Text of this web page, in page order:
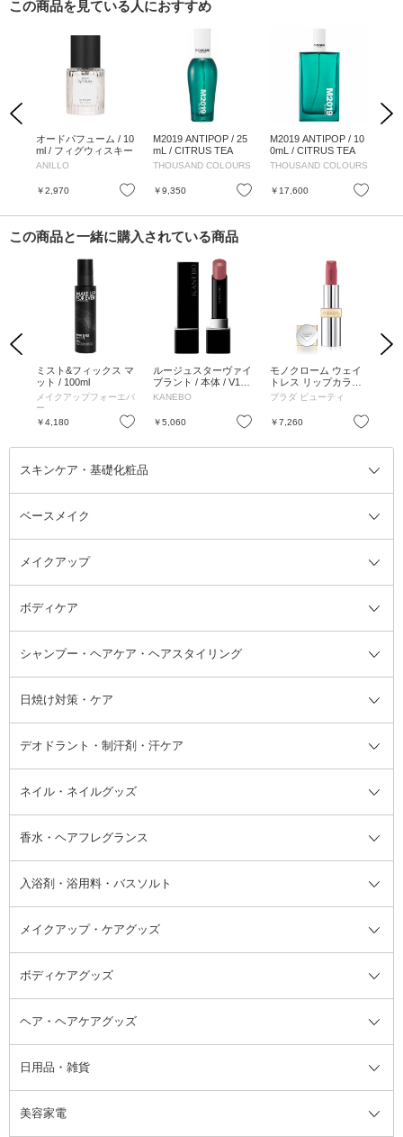
この商品を見ている人におすすめ
Previous
お気に入り
オードパフューム / 10
ml / フィグウィスキー
ANILLO
￥2,970 お気に入り
M2019 ANTIPOP / 25
mL / CITRUS TEA
THOUSAND COLOURS
￥9,350 お気に入り
M2019 ANTIPOP / 10
0mL / CITRUS TEA
THOUSAND COLOURS
￥17,600
Next
この商品と一緒に購入されている商品
Previous
お気に入り
ミスト&フィックス マ
ット / 100ml
メイクアップフォーエバ
ー
￥4,180
お気に入り
ルージュスターヴァイ
ブラント / 本体 / V12 /
3.7g
KANEBO
￥5,060 お気に入り
モノクローム ウェイ
トレス リップカラー
(マットレザー) / 本体
3.8g
プラダ ビューティ
￥7,260
Next
スキンケア・基礎化粧品
スキンケア・基礎化粧品全て
洗顔料
美容液
オールインワン化粧品 フェイスクリーム
フェイスオイル・バーム
ブースター・導入液
洗い流すパック・マスク
リップクリーム・リップケア
顔用マッサージ料
ベースメイク
ベースメイク全て
BBクリーム
コンシーラー ファンデーション
フェイスパウダー
メイクアップ
メイクアップ全て
まつげ美容液 つけまつげ
アイシャドウ
アイブロウ・眉マスカラ
チーク
ハイライト・シェーディング
ボディケア
ボディケア全て
ボディソープ・ハンドソープ・石
けん
ボディケア
レッグ・フットケア
バストケア
ネイルケア
脱毛・除毛ケア
シャンプー・ヘアケア・ヘアスタイリング
シャンプー・ヘアケア・ヘアスタ
イリング全て
洗い流さないトリートメント
ヘアスタイリング剤
頭皮ケア・育毛剤
その他シャンプー・ヘアケア・ヘ
アスタイリング
日焼け対策・ケア
日焼け対策・ケア全て
サンオイル・タンニング
その他日焼け対策・UVケア
デオドラント・制汗剤・汗ケア
デオドラント・制汗剤・汗ケア全
て
フット用デオドラント・制汗剤・
汗ケア
ネイル・ネイルグッズ
ネイル・ネイルグッズ全て
ジェルネイル
リムーバー・除光液
香水・ヘアフレグランス
香水・ヘアフレグランス全て
フレグランスミスト
その他香水・ヘアフレグランス
入浴剤・浴用料・バスソルト
入浴剤・浴用料・バスソルト全て
バスソルト
メイクアップ・ケアグッズ
メイクアップ・ケアグッズ全て
コットン・綿棒
洗顔グッズ
ブラシ・チップ
ボディケアグッズ
ボディケアグッズ全て
マッサージ・ボディケアグッズ
かかと・角質ケアグッズ
ヘア・ヘアケアグッズ
ヘア・ヘアケアグッズ全て
ヘアゴム
日用品・雑貨
日用品・雑貨全て
美容家電